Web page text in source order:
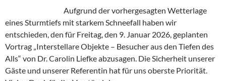
Aufgrund der vorhergesagten Wetterlage
eines Sturmtiefs mit starkem Schneefall haben wir
entschieden, den für Freitag, den 9. Januar 2026, geplanten
Vortrag „Interstellare Objekte – Besucher aus den Tiefen des
Alls“ von Dr. Carolin Liefke abzusagen. Die Sicherheit unserer
Gäste und unserer Referentin hat für uns oberste Priorität.